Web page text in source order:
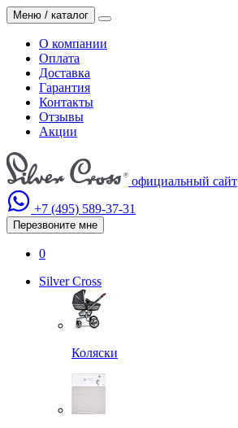
Меню / каталог
О компании
Оплата
Доставка
Гарантия
Контакты
Отзывы
Акции
официальный сайт
+7 (495) 589-37-31
Перезвоните мне
0
Silver Cross
Коляски